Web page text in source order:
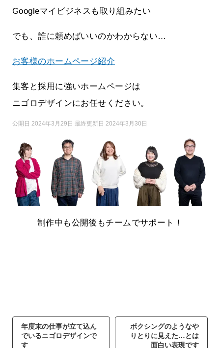
Googleマイビジネスも取り組みたい
でも、誰に頼めばいいのかわからない…
お客様のホームページ紹介
集客と採用に強いホームページは
ニゴロデザインにお任せください。
公開日 2024年3月29日 最終更新日 2024年3月30日
制作中も公開後もチームでサポート！
年度末の仕事が立て込ん
でいるニゴロデザインで
す
ボクシングのようなや
りとりに見えた…とは
面白い表現です